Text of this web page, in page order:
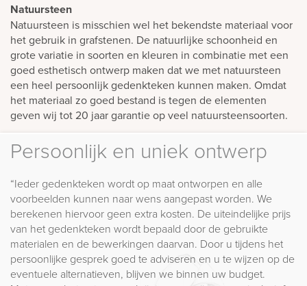
Natuursteen
Natuursteen is misschien wel het bekendste materiaal voor
het gebruik in grafstenen. De natuurlijke schoonheid en
grote variatie in soorten en kleuren in combinatie met een
goed esthetisch ontwerp maken dat we met natuursteen
een heel persoonlijk gedenkteken kunnen maken. Omdat
het materiaal zo goed bestand is tegen de elementen
geven wij tot 20 jaar garantie op veel natuursteensoorten.
Persoonlijk en uniek ontwerp
“Ieder gedenkteken wordt op maat ontworpen en alle
voorbeelden kunnen naar wens aangepast worden. We
berekenen hiervoor geen extra kosten. De uiteindelijke prijs
van het gedenkteken wordt bepaald door de gebruikte
materialen en de bewerkingen daarvan. Door u tijdens het
persoonlijke gesprek goed te adviseren en u te wijzen op de
eventuele alternatieven, blijven we binnen uw budget.